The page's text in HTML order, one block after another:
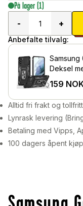
På lager (1)
-
+
Anbefalte tilvalg:
Samsung
Deksel
og finger-
159
Alltid fri frakt og tollfritt
Lynrask levering
Betaling med Vipps,
100 dagers åpent kjøp